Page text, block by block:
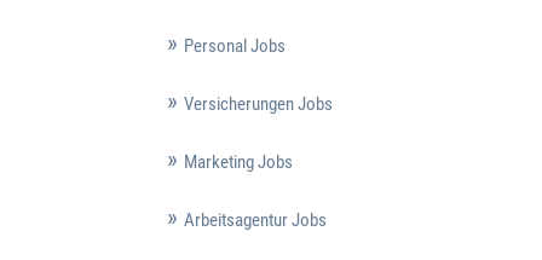
Personal Jobs
Versicherungen Jobs
Marketing Jobs
Arbeitsagentur Jobs